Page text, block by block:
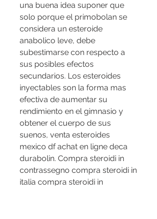
una buena idea suponer que
solo porque el primobolan se
considera un esteroide
anabolico leve, debe
subestimarse con respecto a
sus posibles efectos
secundarios. Los esteroides
inyectables son la forma mas
efectiva de aumentar su
rendimiento en el gimnasio y
obtener el cuerpo de sus
suenos, venta esteroides
mexico df achat en ligne deca
durabolin. Compra steroidi in
contrassegno compra steroidi in
italia compra steroidi in